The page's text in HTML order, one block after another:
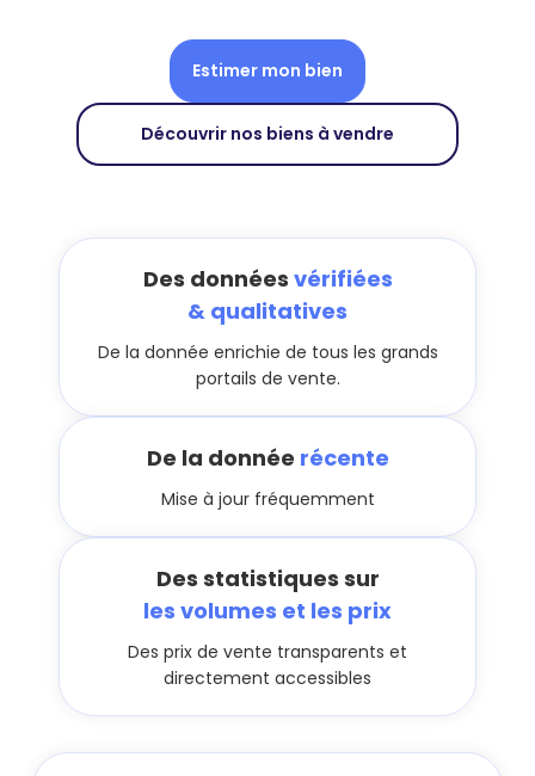
Estimer mon bien
Découvrir nos biens à vendre
Des données vérifiées
& qualitatives
De la donnée enrichie de tous les grands
portails de vente.
De la donnée récente
Mise à jour fréquemment
Des statistiques sur
les volumes et les prix
Des prix de vente transparents et
directement accessibles